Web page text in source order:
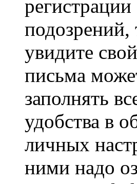
подозрений,
увидите
письма
заполнять
удобства в
личных
ними надо